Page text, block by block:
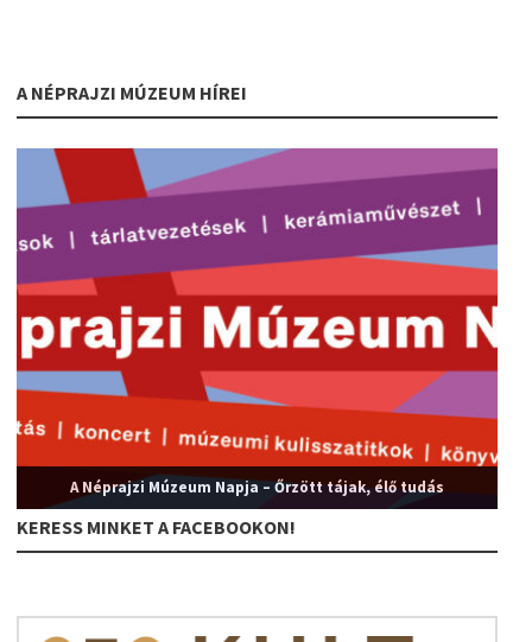
A NÉPRAJZI MÚZEUM HÍREI
A Néprajzi Múzeum Napja – Őrzött tájak, élő tudás
KERESS MINKET A FACEBOOKON!